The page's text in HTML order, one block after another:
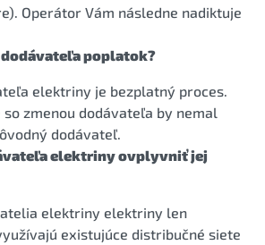
Operátor Vám následne nadiktuje
dodávateľa poplatok?
elektriny je bezplatný proces.
zmenou dodávateľa by nemal
dodávateľ.
elektriny ovplyvniť jej
elektriny elektriny len
existujúce distribučné siete